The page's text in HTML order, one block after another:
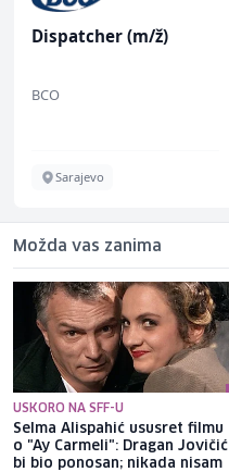
Dispatcher (m/ž)
BCO
Sarajevo
Možda vas zanima
USKORO NA SFF-U
Selma Alispahić ususret filmu
o "Ay Carmeli": Dragan Jovičić
bi bio ponosan; nikada nisam